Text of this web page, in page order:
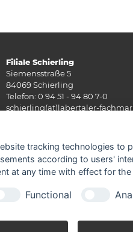
Filiale Schierling
Siemensstraße 5
84069 Schierling
Telefon: 0 94 51 - 94 80 7-0
schierling(at)labertaler-
tracking technologies to
according to users'
at any time with effect for the
Functional